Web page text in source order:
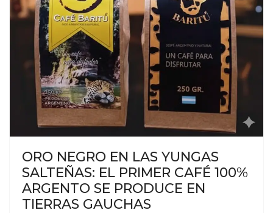
ORO NEGRO EN LAS YUNGAS
SALTEÑAS: EL PRIMER CAFÉ 100%
ARGENTO SE PRODUCE EN
TIERRAS GAUCHAS